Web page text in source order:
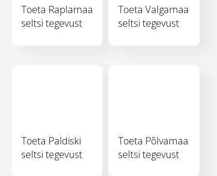
Toeta Raplamaa
seltsi tegevust
Toeta Valgamaa
seltsi tegevust
Toeta Paldiski
seltsi tegevust
Toeta Põlvamaa
seltsi tegevust